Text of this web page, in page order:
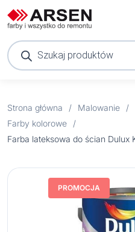
Wyszukiwarka
produktów
Strona główna / Malowanie /
Farby kolorowe
/
PROMOCJA